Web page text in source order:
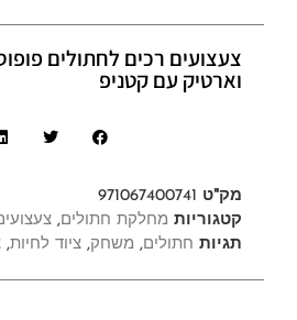
וארטיק עם קטניפ
מק"ט 971067400741
קטגוריות מחלקת חתולים,
תגיות חתולים, משחק, ציוד לחיות,